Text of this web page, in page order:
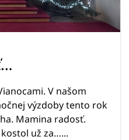
V našom
výzdoby tento rok
Mamina radosť.
už za…...